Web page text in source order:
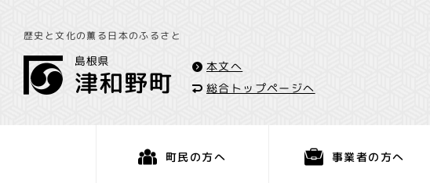
歴史と文化の薫る日本のふるさと
本文へ
総合トップページへ
町民の方へ 事業者の方へ